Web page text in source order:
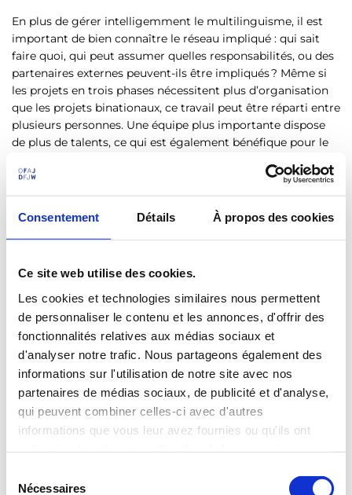
Consentement Détails À propos des cookies
Ce site web utilise des cookies.
Les cookies et technologies similaires nous permettent
de personnaliser le contenu et les annonces, d'offrir des
fonctionnalités relatives aux médias sociaux et
d'analyser notre trafic. Nous partageons également des
informations sur l'utilisation de notre site avec nos
partenaires de médias sociaux, de publicité et d'analyse,
qui peuvent combiner celles-ci avec d'autres
informations que vous leur avez fournies ou qu'ils ont
Nécessaires
En plus de gérer intelligemment le multilinguisme, il est
important de bien connaître le réseau impliqué : qui sait
faire quoi, qui peut assumer quelles responsabilités, ou des
partenaires externes peuvent-ils être impliqués ? Même si
les projets en trois phases nécessitent plus d’organisation
que les projets binationaux, ce travail peut être réparti entre
plusieurs personnes. Une équipe plus importante dispose
de plus de talents, ce qui est également bénéfique pour le
Enfin, il faut déterminer à l’avance les questions de prise de
décision et de pouvoir. Lorsque les participants viennent de
trois pays dont les situations politiques et économiques
sont différentes, il est nécessaire que l’équipe réfléchisse à
inégalités. Dans les projets auxquels j’ai participé, le fait
d’aborder franchement ces questions a généralement
permis de renforcer et de pérenniser le partenariat.